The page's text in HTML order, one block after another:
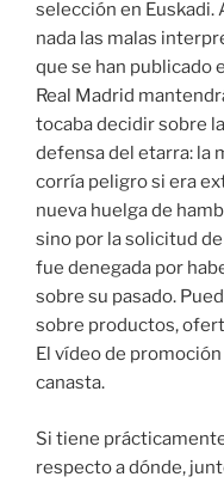
selección en Euskadi.
nada las malas
que se han publicado
Real Madrid
tocaba decidir sobre
defensa del etarra: la
corría peligro si era
nueva huelga de
sino por la solicitud
fue denegada por
sobre su pasado.
sobre productos,
El vídeo de
canasta.
Si tiene
respecto a dónde,